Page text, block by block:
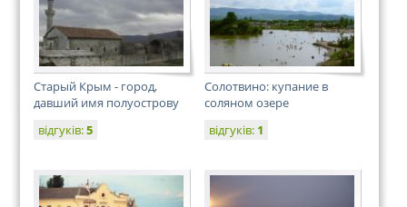
Старый Крым - город,
давший имя полуострову
відгуків:5
Солотвино: купание в
соляном озере
відгуків: 1